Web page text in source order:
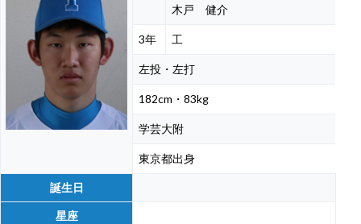
木戸 健介
3年 工
左投・左打
182cm・83kg
学芸大附
東京都出身
誕生日
星座